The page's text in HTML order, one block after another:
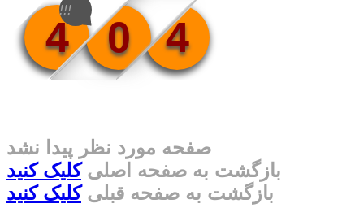
4 0 4
!!!
صفحه مورد نظر پیدا نشد
بازگشت به صفحه اصلیکلیک کنید
بازگشت به صفحه قبلیکلیک کنید